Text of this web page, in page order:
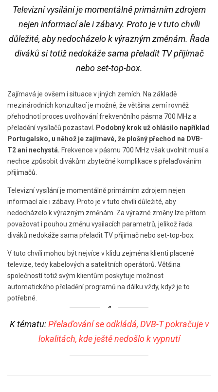
Televizní vysílání je momentálně primárním zdrojem
nejen informací ale i zábavy. Proto je v tuto chvíli
důležité, aby nedocházelo k výrazným změnám. Řada
diváků si totiž nedokáže sama přeladit TV přijímač
nebo set-top-box.
Zajímavá je ovšem i situace v jiných zemích. Na základě
mezinárodních konzultací je možné, že většina zemí rovněž
přehodnotí proces uvolňování frekvenčního pásma 700 MHz a
přeladění vysílačů pozastaví. Podobný krok už ohlásilo například
Portugalsko, u něhož je zajímavé, že plošný přechod na DVB-
T2 ani nechystá. Frekvence v pásmu 700 MHz však uvolnit musí a
nechce způsobit divákům zbytečné komplikace s přelaďováním
přijímačů.
Televizní vysílání je momentálně primárním zdrojem nejen
informací ale i zábavy. Proto je v tuto chvíli důležité, aby
nedocházelo k výrazným změnám. Za výrazné změny lze přitom
považovat i pouhou změnu vysílacích parametrů, jelikož řada
diváků nedokáže sama přeladit TV přijímač nebo set-top-box.
V tuto chvíli mohou být nejvíce v klidu zejména klienti placené
televize, tedy kabelových a satelitních operátorů. Většina
společností totiž svým klientům poskytuje možnost
automatického přeladění programů na dálku vždy, když je to
potřebné.
K tématu:Přelaďování se odkládá, DVB-T pokračuje v
lokalitách, kde ještě nedošlo k vypnutí